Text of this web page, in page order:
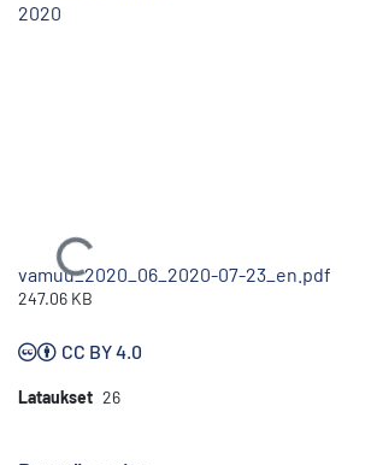
2020
Ladataan...
vamuu_2020_06_2020-07-23_en.pdf
247.06 KB
CC BY 4.0
Lataukset 26